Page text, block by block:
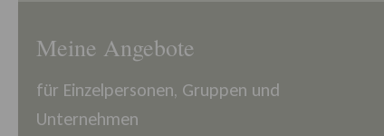
Meine Angebote
für Einzelpersonen, Gruppen und
Unternehmen